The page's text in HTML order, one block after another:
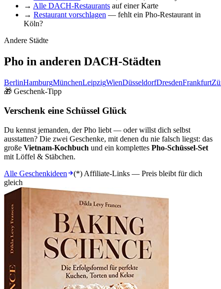
→ Alle DACH-Restaurants auf einer Karte
→ Restaurant vorschlagen — fehlt ein Pho-Restaurant in
Köln?
Andere Städte
Pho in anderen DACH-Städten
BerlinHamburgMünchenLeipzigWienDüsseldorfDresdenFrankfurt
🎁 Geschenk-Tipp
Verschenk eine Schüssel Glück
Du kennst jemanden, der Pho liebt — oder willst dich selbst
ausstatten? Die zwei Geschenke, mit denen du nie falsch liegst: das
große Vietnam-Kochbuch und ein komplettes Pho-Schüssel-Set
mit Löffel & Stäbchen.
Alle Geschenkideen
(*) Affiliate-Links — Preis bleibt für dich
gleich